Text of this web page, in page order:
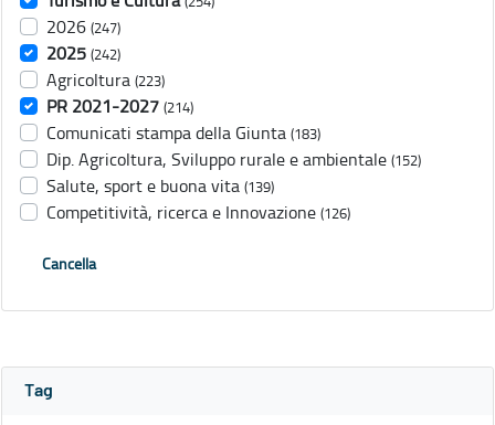
2026 (247)
2025 (242)
Agricoltura (223)
PR 2021-2027 (214)
Comunicati stampa della Giunta (183)
Dip. Agricoltura, Sviluppo rurale e ambientale (152)
Salute, sport e buona vita (139)
Competitività, ricerca e Innovazione (126)
Cancella
Tag